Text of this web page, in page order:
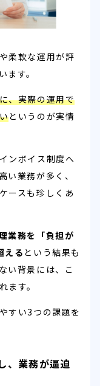
柔軟な運用が評
す。
、実際の運用で
というのが実情
ンボイス制度へ
い業務が多く、
ースも珍しくあ
業務を「負担が
える という結果も
い背景には、こ
ます。
すい3つの課題を
、業務が逼迫